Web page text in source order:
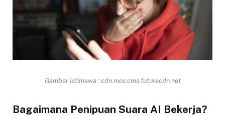
Gambar Istimewa : cdn.mos.cms.futurecdn.net
Bagaimana Penipuan Suara AI Bekerja?